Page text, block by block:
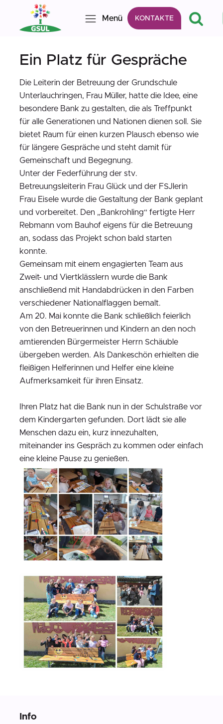
Menü KONTAKTE
Ein Platz für Gespräche
Die Leiterin der Betreuung der Grundschule
Unterlauchringen, Frau Müller, hatte die Idee, eine
besondere Bank zu gestalten, die als Treffpunkt
für alle Generationen und Nationen dienen soll. Sie
bietet Raum für einen kurzen Plausch ebenso wie
für längere Gespräche und steht damit für
Gemeinschaft und Begegnung.
Unter der Federführung der stv.
Betreuungsleiterin Frau Glück und der FSJlerin
Frau Eisele wurde die Gestaltung der Bank geplant
und vorbereitet. Den „Bankrohling“ fertigte Herr
Rebmann vom Bauhof eigens für die Betreuung
an, sodass das Projekt schon bald starten
konnte.
Gemeinsam mit einem engagierten Team aus
Zweit- und Viertklässlern wurde die Bank
anschließend mit Handabdrücken in den Farben
verschiedener Nationalflaggen bemalt.
Am 20. Mai konnte die Bank schließlich feierlich
von den Betreuerinnen und Kindern an den noch
amtierenden Bürgermeister Herrn Schäuble
übergeben werden. Als Dankeschön erhielten die
fleißigen Helferinnen und Helfer eine kleine
Aufmerksamkeit für ihren Einsatz.
Ihren Platz hat die Bank nun in der Schulstraße vor
dem Kindergarten gefunden. Dort lädt sie alle
Menschen dazu ein, kurz innezuhalten,
miteinander ins Gespräch zu kommen oder einfach
eine kleine Pause zu genießen.
Info